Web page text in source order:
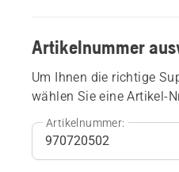
Artikelnummer
Um Ihnen die richtige
wählen Sie eine Artikel-
Artikelnummer: